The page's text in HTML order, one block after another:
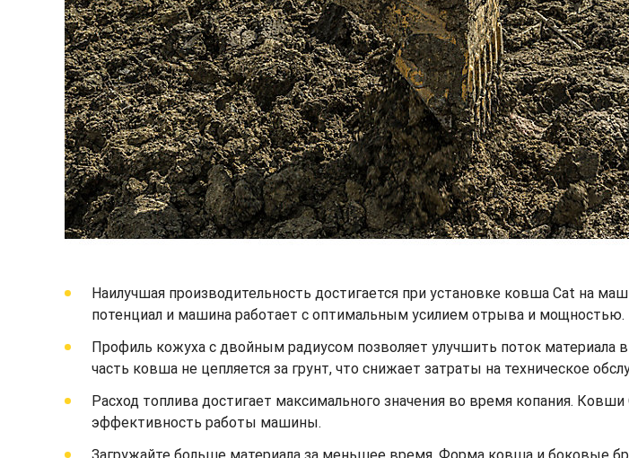
Наилучшая производительность достигается при установке ковша Cat на
потенциал и машина работает с оптимальным усилием отрыва и мощностью.
Профиль кожуха с двойным радиусом позволяет улучшить поток материала
часть ковша не цепляется за грунт, что снижает затраты на техническое
Расход топлива достигает максимального значения во время копания.
эффективность работы машины.